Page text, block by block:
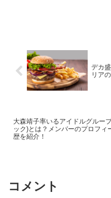
デカ
リア
大森靖子率いるアイドルグルー
ック)とは？メンバーのプロフィ
歴を紹介！
コメント